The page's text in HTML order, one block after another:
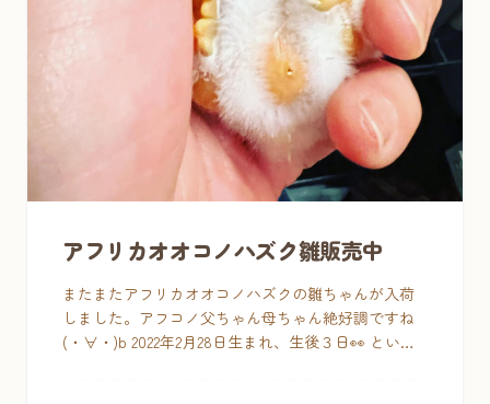
アフリカオオコノハズク雛販売中
またまたアフリカオオコノハズクの雛ちゃんが入荷
しました。アフコノ父ちゃん母ちゃん絶好調ですね
(・∀・)b 2022年2月28日生まれ、生後３日👀 という